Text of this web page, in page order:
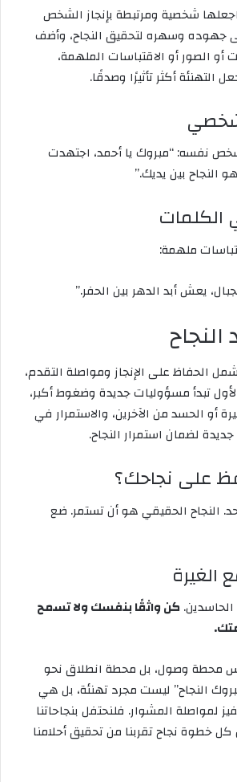
شخصية ومرتبطة بإنجاز الشخص
جهوده وسهره لتحقيق النجاح، وأضف
أو الصور أو الاقتباسات الملهمة،
التهنئة أكثر تأثيرًا وصدقًا.
نفسه: “مبروك يا أحمد، اجتهدت
النجاح بين يديك.”
الكلمات
ملهمة:
يعش أبد الدهر بين الحفر.”
الحفاظ على الإنجاز ومواصلة التقدم،
تبدأ مسؤوليات جديدة وضغوط أكبر،
أو الحسد من الآخرين، والاستمرار في
لضمان استمرار النجاح.
على نجاحك؟
النجاح الحقيقي هو أن تستمر. ضع
الغيرة
كن واثقًا بنفسك ولا تسمح
محطة وصول، بل محطة انطلاق نحو
النجاح” ليست مجرد تهنئة، بل هي
لمواصلة المشوار. فلنحتفل بنجاحاتنا
خطوة نجاح تقربنا من تحقيق أحلامنا